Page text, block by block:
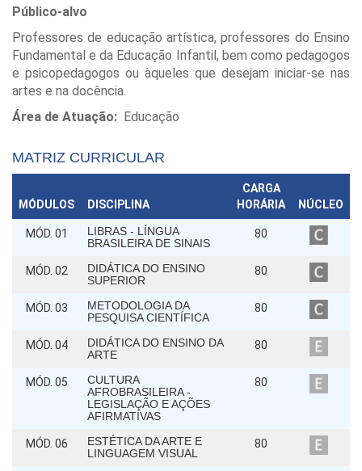
Público-alvo
Professores de educação artística, professores do Ensino
Fundamental e da Educação Infantil, bem como pedagogos
e psicopedagogos ou àqueles que desejam iniciar-se nas
artes e na docência.
Área de Atuação: Educação
MATRIZ CURRICULAR
MÓDULOS DISCIPLINA
CARGA
HORÁRIA
NÚCLEO
MÓD. 01
LIBRAS - LÍNGUA
BRASILEIRA DE SINAIS
80
MÓD. 02
DIDÁTICA DO ENSINO
SUPERIOR
80
MÓD. 03
METODOLOGIA DA
PESQUISA CIENTÍFICA
80
MÓD. 04
DIDÁTICA DO ENSINO DA
ARTE
80
MÓD. 05
CULTURA
AFROBRASILEIRA -
LEGISLAÇÃO E AÇÕES
AFIRMATIVAS
80
MÓD. 06
ESTÉTICA DA ARTE E
LINGUAGEM VISUAL
80